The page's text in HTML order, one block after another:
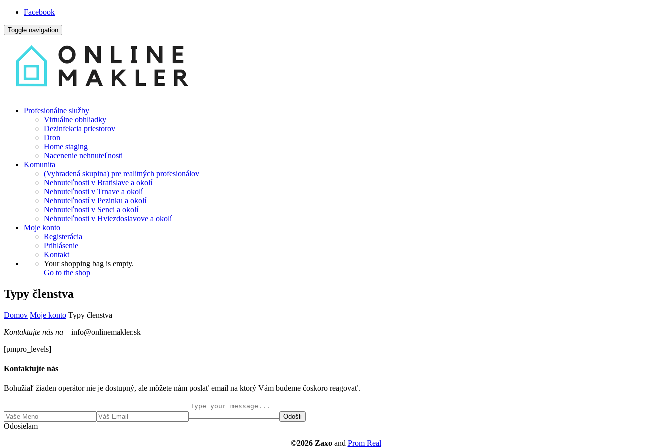
Facebook
Toggle navigation
Profesionálne služby
Virtuálne obhliadky
Dezinfekcia priestorov
Dron
Home staging
Nacenenie nehnuteľnosti
Komunita
(Vyhradená skupina) pre realitných profesionálov
Nehnuteľnosti v Bratislave a okolí
Nehnuteľnosti v Trnave a okolí
Nehnuteľností v Pezinku a okolí
Nehnuteľnosti v Senci a okolí
Nehnuteľnosti v Hviezdoslavove a okolí
Moje konto
Registerácia
Prihlásenie
Kontakt
Your shopping bag is empty.
Go to the shop
Typy členstva
Domov Moje konto Typy členstva
Kontaktujte nás na
info@onlinemakler.sk
[pmpro_levels]
Kontaktujte nás
Bohužiaľ žiaden operátor nie je dostupný, ale môžete nám poslať email na ktorý Vám budeme čoskoro reagovať.
Odošli
Odosielam
©2026 Zaxoand Prom Real